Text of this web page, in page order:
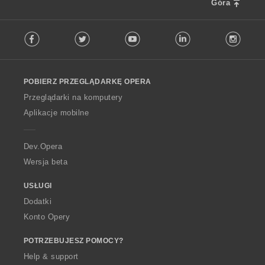
Góra
o
w
O
p
a
Facebook Twitter Youtube LinkedIn
POBIERZ PRZEGLĄDARKĘ OPERA
Przeglądarki na komputery
Aplikacje mobilne
Dev.Opera
Wersja beta
USŁUGI
Dodatki
Konto Opery
POTRZEBUJESZ POMOCY?
Help & support